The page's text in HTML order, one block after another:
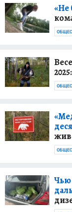
«Не
Чью